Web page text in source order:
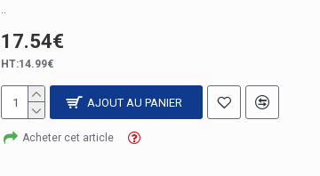
..
17.54€
HT:14.99€
AJOUT AU PANIER
Acheter cet article